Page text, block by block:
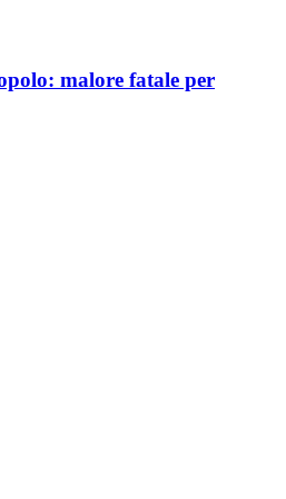
malore fatale per